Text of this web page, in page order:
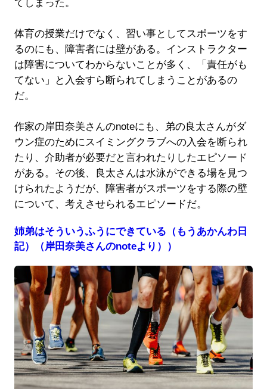
てしまった。
体育の授業だけでなく、習い事としてスポーツをす
るのにも、障害者には壁がある。インストラクター
は障害についてわからないことが多く、「責任がも
てない」と入会すら断られてしまうことがあるの
だ。
作家の岸田奈美さんのnoteにも、弟の良太さんがダ
ウン症のためにスイミングクラブへの入会を断られ
たり、介助者が必要だと言われたりしたエピソード
がある。その後、良太さんは水泳ができる場を見つ
けられたようだが、障害者がスポーツをする際の壁
について、考えさせられるエピソードだ。
姉弟はそういうふうにできている（もうあかんわ日
記）（岸田奈美さんのnoteより））